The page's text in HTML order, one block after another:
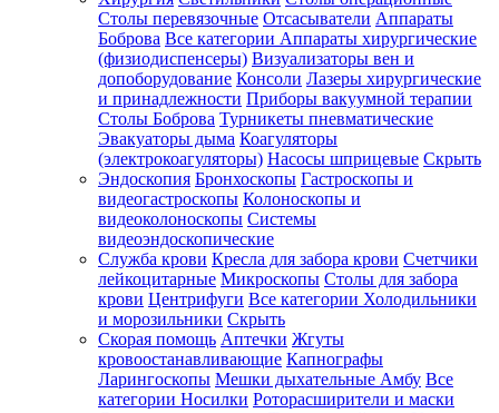
Столы перевязочные Отсасыватели Аппараты
Боброва Все категории Аппараты хирургические
(физиодиспенсеры) Визуализаторы вен и
допоборудование Консоли Лазеры хирургические
и принадлежности Приборы вакуумной терапии
Столы Боброва Турникеты пневматические
Эвакуаторы дыма Коагуляторы
(электрокоагуляторы) Насосы шприцевые Скрыть
Эндоскопия Бронхоскопы Гастроскопы и
видеогастроскопы Колоноскопы и
видеоколоноскопы Системы
видеоэндоскопические
Служба крови Кресла для забора крови Счетчики
лейкоцитарные Микроскопы Столы для забора
крови Центрифуги Все категории Холодильники
и морозильники Скрыть
Скорая помощь Аптечки Жгуты
кровоостанавливающие Капнографы
Ларингоскопы Мешки дыхательные Амбу Все
категории Носилки Роторасширители и маски